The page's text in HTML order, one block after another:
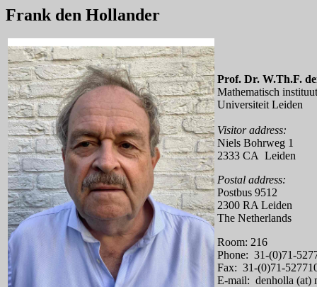
Frank den Hollander
Prof. Dr. W.Th.F.
Mathematisch instituut
Universiteit Leiden
Visitor address:
Niels Bohrweg 1
2333 CA Leiden
Postal address:
Postbus 9512
2300 RA Leiden
The Netherlands
Room: 216
Phone: 31-(0)71-
Fax: 31-(0)71-
E-mail: denholla (at)